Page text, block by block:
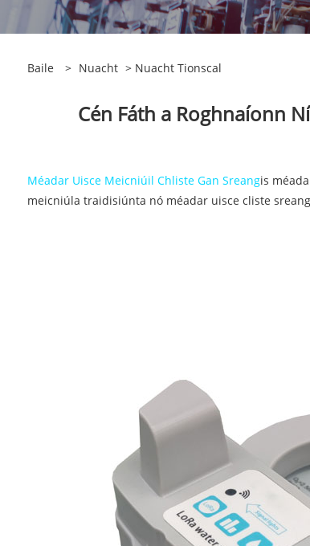
Baile > Nuacht > Nuacht Tionscal
Cén Fáth a Roghnaíonn
Méadar Uisce Meicniúil Chliste Gan Sreangis
meicniúla traidisiúnta nó méadar uisce cliste